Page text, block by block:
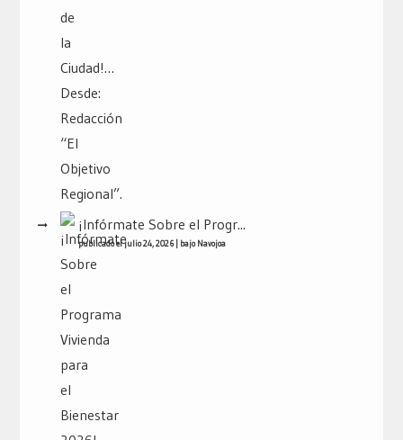
¡Infórmate Sobre el Progr...
publicado el julio 24, 2026| bajoNavojoa